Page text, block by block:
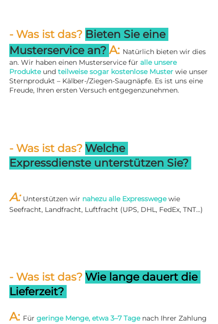
- Was ist das? Bieten Sie eine
Musterservice an? A: Natürlich bieten wir dies
an. Wir haben einen Musterservice für alle unsere
Produkte und teilweise sogar kostenlose Muster wie unser
Sternprodukt – Kälber-/Ziegen-Saugnäpfe. Es ist uns eine
Freude, Ihren ersten Versuch entgegenzunehmen.
- Was ist das? Welche
Expressdienste unterstützen Sie?
A: Unterstützen wir nahezu alle Expresswege wie
Seefracht, Landfracht, Luftfracht (UPS, DHL, FedEx, TNT...)
- Was ist das? Wie lange dauert die
Lieferzeit?
A: Für geringe Menge, etwa 3–7 Tage nach Ihrer Zahlung